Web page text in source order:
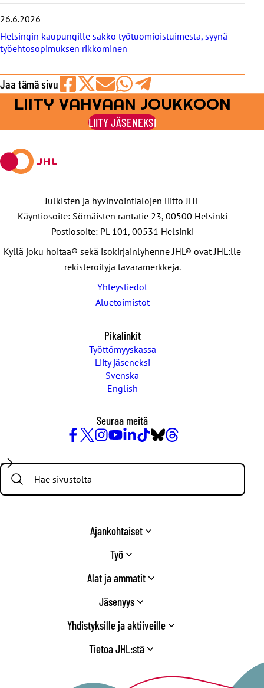
26.6.2026
Helsingin kaupungille sakko työtuomioistuimesta, syynä
työehtosopimuksen rikkominen
Jaa tämä sivu
Jaa
Facebookissa
Jaa
viestipalvelu
X:ssä
Jaa
sähköpostilla
Jaa
WhatsAppilla
Jaa
Telegramilla
LIITY VAHVAAN JOUKKOON
LIITY JÄSENEKSI
Julkisten ja hyvinvointialojen liitto JHL
Käyntiosoite: Sörnäisten rantatie 23, 00500 Helsinki
Postiosoite: PL 101, 00531 Helsinki
Kyllä joku hoitaa® sekä isokirjainlyhenne JHL® ovat JHL:lle
rekisteröityjä tavaramerkkejä.
Yhteystiedot
Aluetoimistot
Pikalinkit
Työttömyyskassa
Liity jäseneksi
Svenska
English
Seuraa meitä
/
Twitter
Search:
Ajankohtaiset
Työ
Alat ja ammatit
Jäsenyys
Yhdistyksille ja aktiiveille
Tietoa JHL:stä